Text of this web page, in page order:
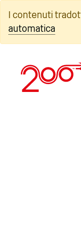
contenuto
I contenuti
automatica